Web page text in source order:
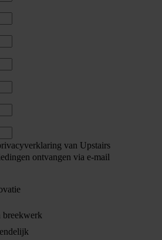
van Upstairs
ontvangen via e-mail
breekwerk